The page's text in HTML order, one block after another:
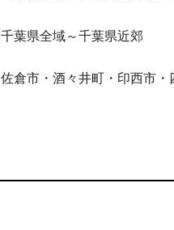
千葉県全域～千葉県近郊
佐倉市・酒々井町・印西市